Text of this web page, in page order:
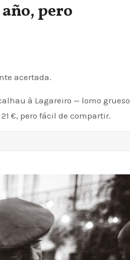
pero
acertada.
à Lagareiro — lomo grueso
€, pero fácil de compartir.